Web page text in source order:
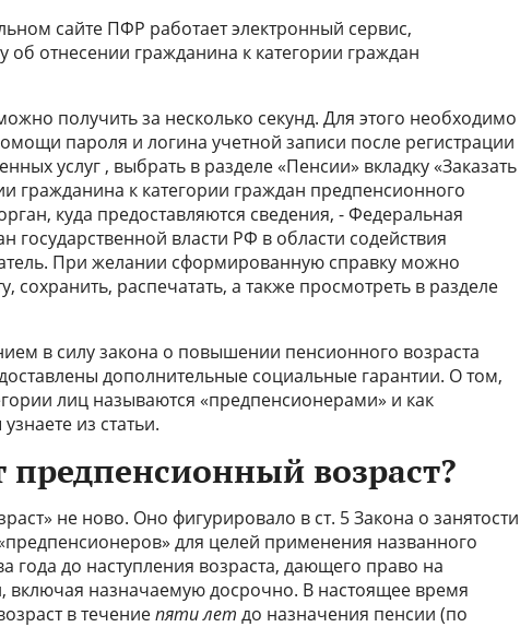
сайте ПФР работает электронный сервис,
об отнесении гражданина к категории граждан
получить за несколько секунд. Для этого необходимо
пароля и логина учетной записи после регистрации
услуг , выбрать в разделе «Пенсии» вкладку «Заказать
гражданина к категории граждан предпенсионного
куда предоставляются сведения, - Федеральная
государственной власти РФ в области содействия
При желании сформированную справку можно
сохранить, распечатать, а также просмотреть в разделе
в силу закона о повышении пенсионного возраста
дополнительные социальные гарантии. О том,
лиц называются «предпенсионерами» и как
из статьи.
предпенсионный возраст?
не ново. Оно фигурировало в ст. 5 Закона о занятости
для целей применения названного
года до наступления возраста, дающего право на
включая назначаемую досрочно. В настоящее время
в течениепяти лет до назначения пенсии (по